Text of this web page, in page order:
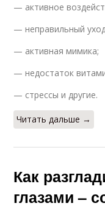
— активное
— неправильный
— активная мимика;
— недостаток
— стрессы и другие.
Читать дальше →
Как
глазами –